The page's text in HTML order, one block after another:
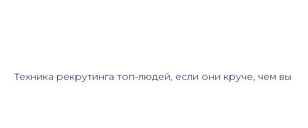
Техника рекрутинга топ-людей, если они круче, чем вы